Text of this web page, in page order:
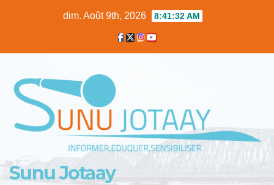
dim. Août 9th, 2026 8:41:33 AM
Sunu Jotaay